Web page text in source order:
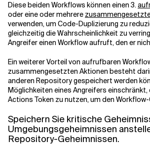
Diese beiden Workflows können einen 3.
oder eine oder mehrere
verwenden, um Code-Duplizierung zu
gleichzeitig die Wahrscheinlichkeit zu
Angreifer einen Workflow aufruft, den er
Ein weiterer Vorteil von aufrufbaren
zusammengesetzten Aktionen besteht
anderen Repository gespeichert werden
Möglichkeiten eines Angreifers einschränkt,
Actions Token zu nutzen, um den
Speichern Sie kritische
Umgebungsgeheimnissen
Repository-Geheimnissen.